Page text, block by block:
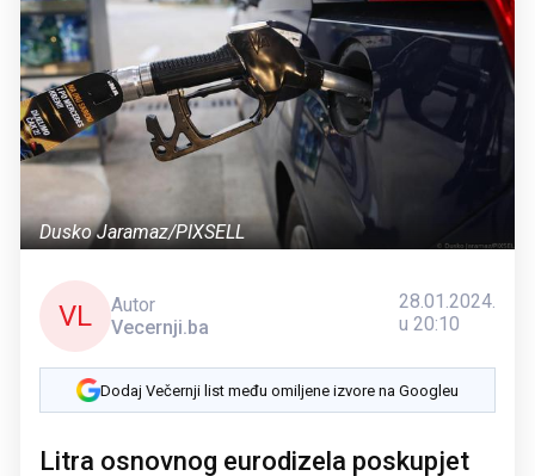
Dusko Jaramaz/PIXSELL
VL
Autor
Vecernji.ba
28.01.2024.
u 20:10
Dodaj Večernji list među omiljene izvore na Googleu
Litra osnovnog eurodizela poskupjet